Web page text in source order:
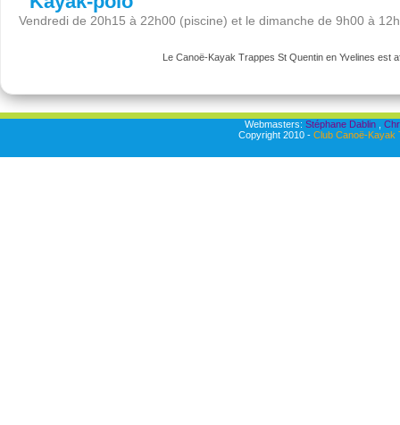
Vendredi de 20h15 à 22h00 (piscine) et le dimanche de 9h00 à
Le Canoë-Kayak Trappes St Quentin en Yvelines est
Webmasters: Stéphane Dablin,
Copyright 2010 - Club Canoë-Kayak